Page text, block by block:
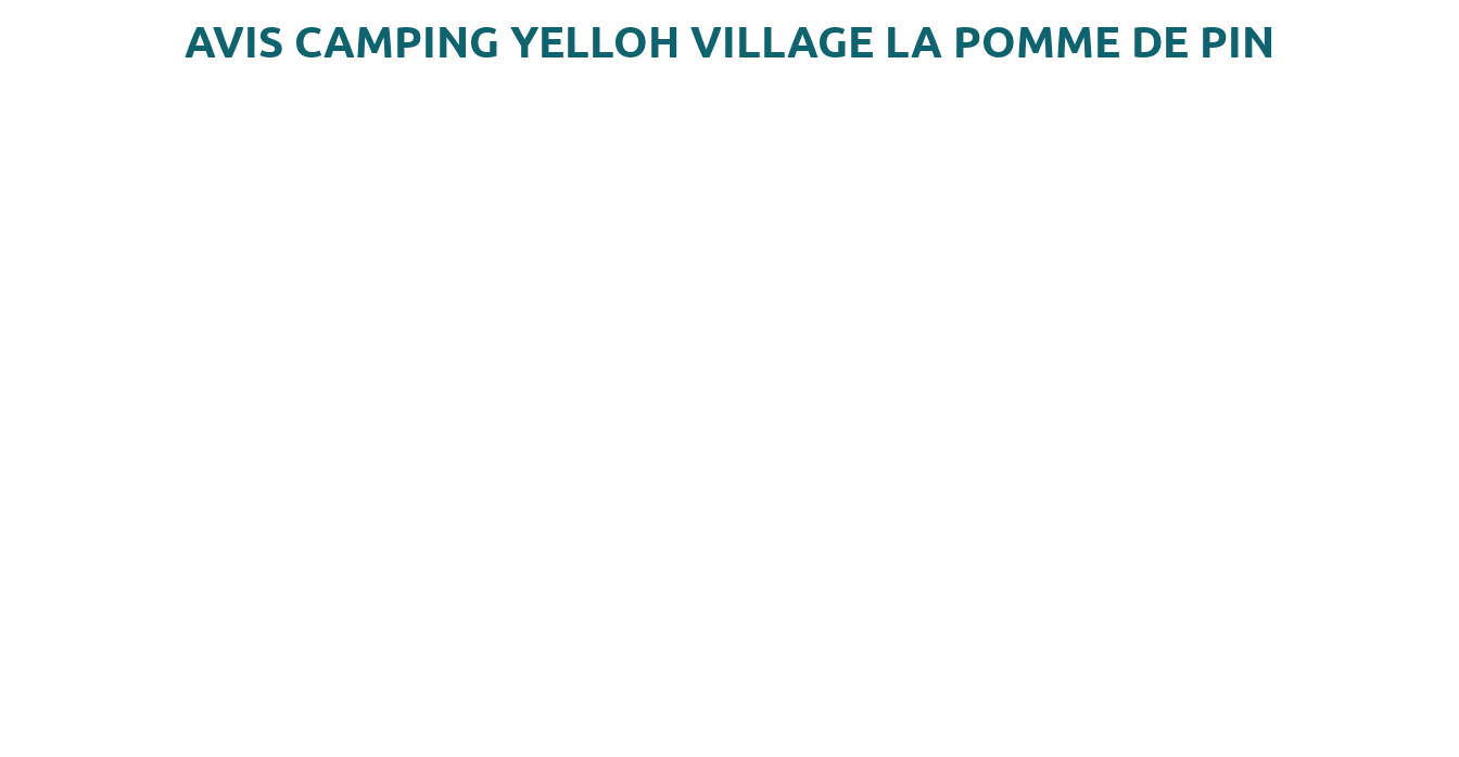
AVIS CAMPING YELLOH VILLAGE LA POMME DE PIN